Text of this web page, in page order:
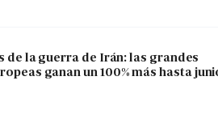
de la guerra de Irán: las grandes
ganan un 100% más hasta